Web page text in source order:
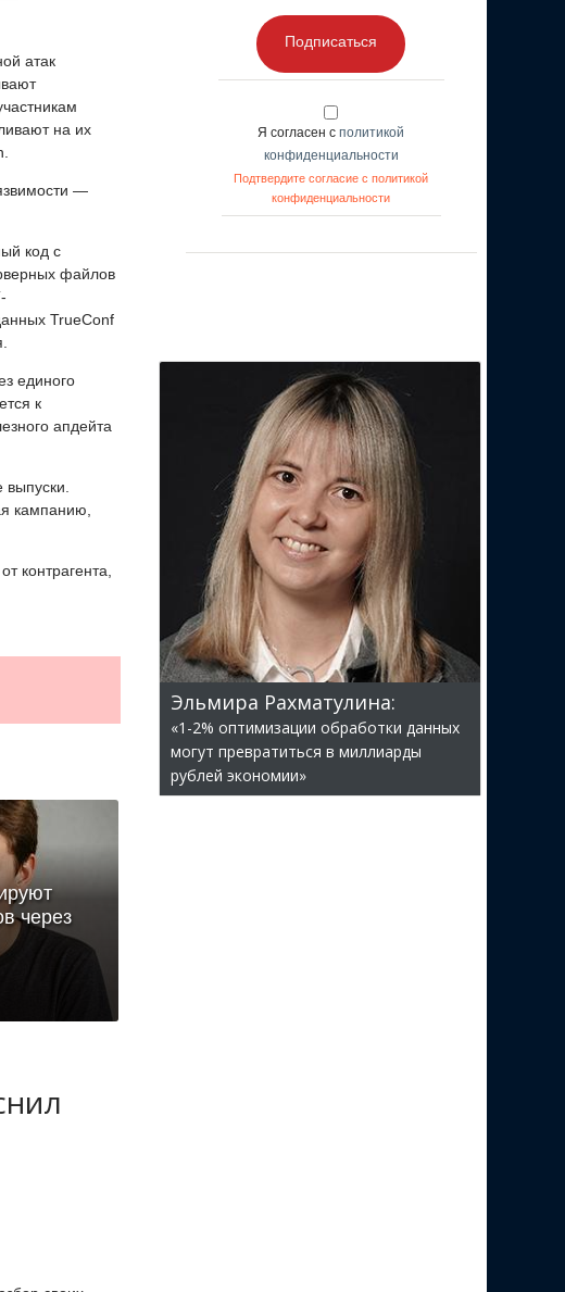
атак
на их
—
код с
файлов
TrueConf
единого
к
апдейта
кампанию,
контрагента,
через
Подписаться
Я согласен с политикой
конфиденциальности
Подтвердите согласие с политикой
конфиденциальности
Эльмира Рахматулина:
«1-2% оптимизации обработки данных
могут превратиться в миллиарды
рублей экономии»